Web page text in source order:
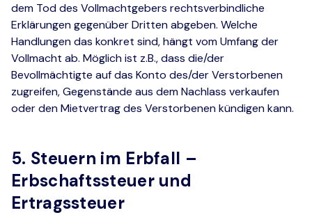
dem Tod des Vollmachtgebers rechtsverbindliche
Erklärungen gegenüber Dritten abgeben. Welche
Handlungen das konkret sind, hängt vom Umfang der
Vollmacht ab. Möglich ist z.B., dass die/der
Bevollmächtigte auf das Konto des/der Verstorbenen
zugreifen, Gegenstände aus dem Nachlass verkaufen
oder den Mietvertrag des Verstorbenen kündigen kann.
5. Steuern im Erbfall –
Erbschaftssteuer und
Ertragssteuer